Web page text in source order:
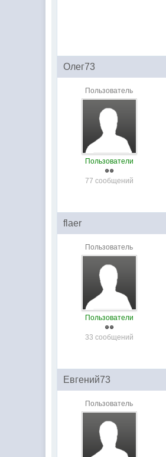
Олег73
Пользователь
Пользователи
77 сообщений
flaer
Пользователь
Пользователи
33 сообщений
Евгений73
Пользователь